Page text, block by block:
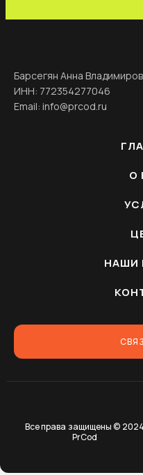
Барсегян Анна
ИНН: 772354277046
Email: info@prcod.ru
О
НАШИ
Все права защищены © 2024
PrCod